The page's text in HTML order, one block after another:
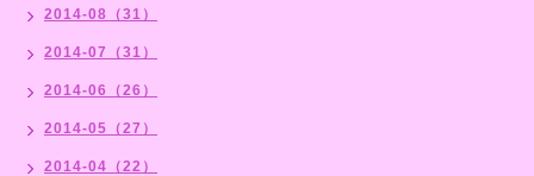
2014-08（31）
2014-07（31）
2014-06（26）
2014-05（27）
2014-04（22）